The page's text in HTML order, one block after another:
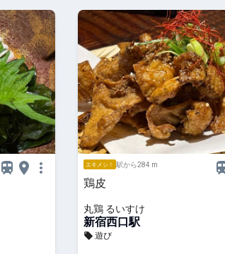
エキメシ！ 駅から284 m
鶏皮
丸鶏 るいすけ
新宿西口駅
遊び